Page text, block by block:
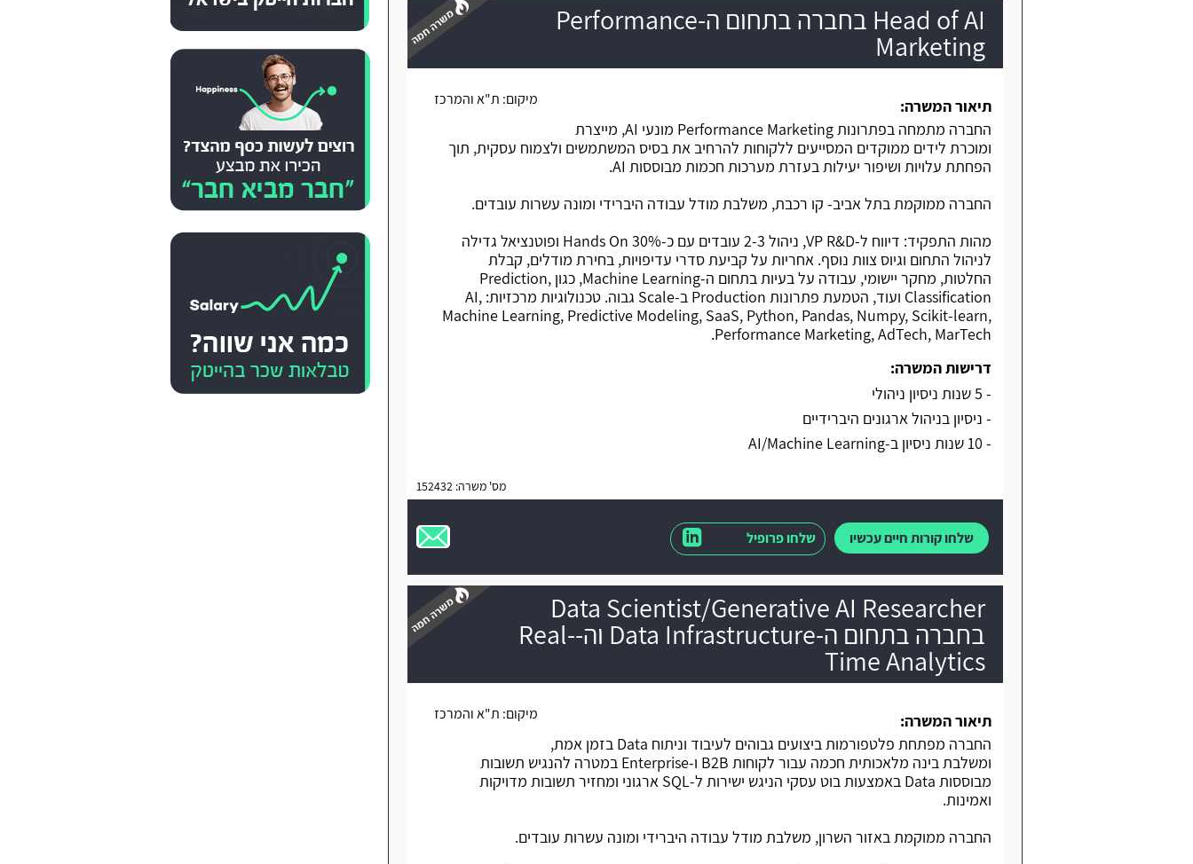
Head of AI בחברה בתחום ה-Performance
Marketing
משרה חמה מיקום: ת"א והמרכז
תיאור המשרה:
החברה מתמחה בפתרונות Performance Marketing מונעי AI, מייצרת
ומוכרת לידים ממוקדים המסייעים ללקוחות להרחיב את בסיס המשתמשים ולצמוח עסקית, תוך
הפחתת עלויות ושיפור יעילות בעזרת מערכות חכמות מבוססות AI.
החברה ממוקמת בתל אביב- קו רכבת, משלבת מודל עבודה היברידי ומונה עשרות עובדים.
מהות התפקיד: דיווח ל-VP R&D, ניהול 2-3 עובדים עם כ-30% Hands On ופוטנציאל גדילה
לניהול התחום וגיוס צוות נוסף. אחריות על קביעת סדרי עדיפויות, בחירת מודלים, קבלת
החלטות, מחקר יישומי, עבודה על בעיות בתחום ה-Machine Learning, כגון Prediction,
Classification ועוד, הטמעת פתרונות Production ב-Scale גבוה. טכנולוגיות מרכזיות: AI,
Machine Learning, Predictive Modeling, SaaS, Python, Pandas, Numpy, Scikit-learn,
Performance Marketing, AdTech, MarTech.
דרישות המשרה:
- 5 שנות ניסיון ניהולי
- ניסיון בניהול ארגונים היברידיים
- 10 שנות ניסיון ב-AI/Machine Learning
מס' משרה: 152432
שלחו קורות חיים עכשיו שלחו פרופיל
Data Scientist/Generative AI Researcher
בחברה בתחום ה-Data Infrastructure וה-Real-
Time Analytics
משרה חמה
מיקום: ת"א והמרכז
תיאור המשרה:
החברה מפתחת פלטפורמות ביצועים גבוהים לעיבוד וניתוח Data בזמן אמת,
ומשלבת בינה מלאכותית חכמה עבור לקוחות B2B ו-Enterprise במטרה להנגיש תשובות
מבוססות Data באמצעות בוט עסקי הניגש ישירות ל-SQL ארגוני ומחזיר תשובות מדויקות
ואמינות.
החברה ממוקמת באזור השרון, משלבת מודל עבודה היברידי ומונה עשרות עובדים.